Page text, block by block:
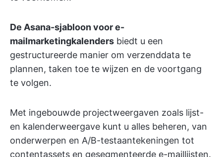
De Asana-sjabloon voor e-
mailmarketingkalenders biedt u een
gestructureerde manier om verzenddata te
plannen, taken toe te wijzen en de voortgang
te volgen.
Met ingebouwde projectweergaven zoals lijst-
en kalenderweergave kunt u alles beheren, van
onderwerpen en A/B-testaantekeningen tot
contentassets en gesegmenteerde e-maillijsten.